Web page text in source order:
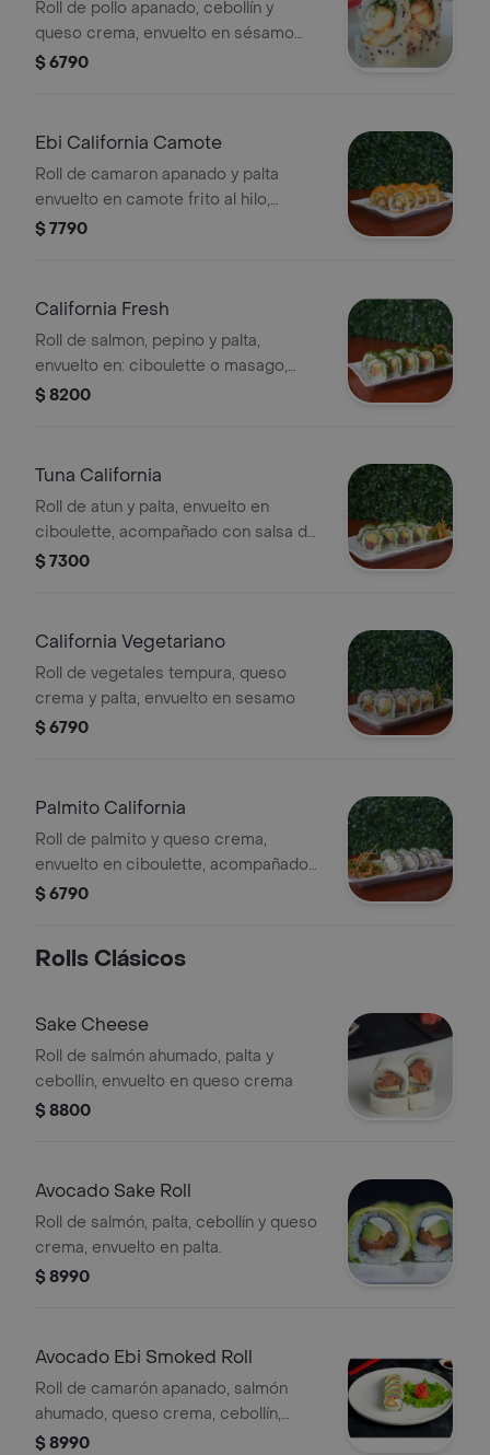
Roll de pollo apanado, cebollín y
queso crema, envuelto en sésamo
negro y blanco.
$ 6790
Ebi California Camote
Roll de camaron apanado y palta
envuelto en camote frito al hilo,
acompañado con salsa tari
$ 7790
California Fresh
Roll de salmon, pepino y palta,
envuelto en: ciboulette o masago,
acompañado con salsa huancaína
$ 8200
Tuna California
Roll de atun y palta, envuelto en
ciboulette, acompañado con salsa de
rocoto
$ 7300
California Vegetariano
Roll de vegetales tempura, queso
crema y palta, envuelto en sesamo
$ 6790
Palmito California
Roll de palmito y queso crema,
envuelto en ciboulette, acompañado
con salsa cilantro acevichada
$ 6790
Rolls Clásicos
Sake Cheese
Roll de salmón ahumado, palta y
cebollin, envuelto en queso crema
$ 8800
Avocado Sake Roll
Roll de salmón, palta, cebollín y queso
crema, envuelto en palta.
$ 8990
Avocado Ebi Smoked Roll
Roll de camarón apanado, salmón
ahumado, queso crema, cebollín,
envuelto en palta.
$ 8990